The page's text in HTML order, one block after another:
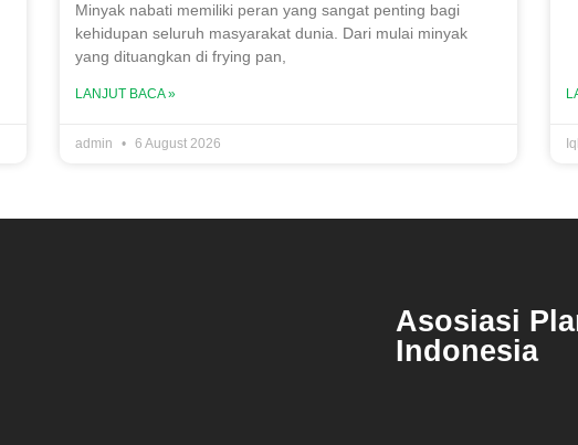
Minyak nabati memiliki peran yang sangat penting bagi
kehidupan seluruh masyarakat dunia. Dari mulai minyak
yang dituangkan di frying pan,
LANJUT BACA »
admin 6 August 2026
Asosiasi
Indonesia